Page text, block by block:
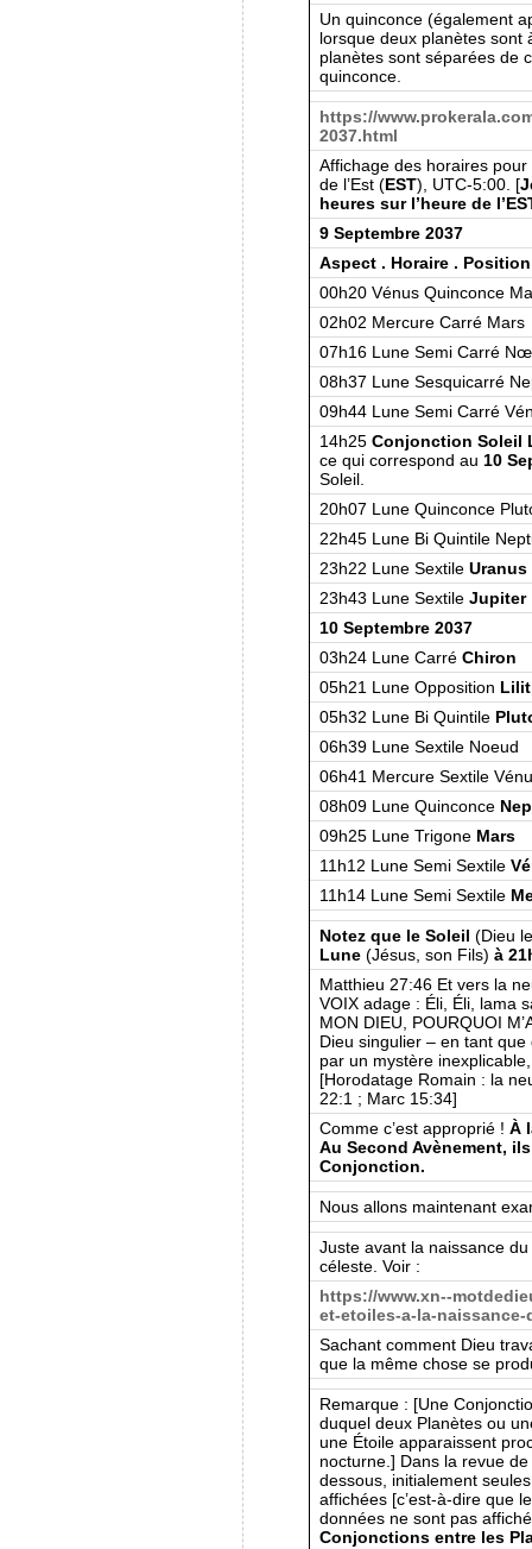
Un quinconce (également
lorsque deux planètes sont
planètes sont séparées de
quinconce.
https://
2037.html
Affichage des horaires
de l’Est (EST), UTC-5:00. [
heures sur l’heure de
9 Septembre 2037
Aspect . Horaire . Position
00h20 Vénus Quinconce
02h02 Mercure Carré Mars
07h16 Lune Semi Carré
08h37 Lune Sesquicarré
09h44 Lune Semi Carré
14h25 Conjonction Soleil
ce qui correspond au 10
Soleil.
20h07 Lune Quinconce
22h45 Lune Bi Quintile
23h22 Lune Sextile Uranus
23h43 Lune Sextile Jupiter
10 Septembre 2037
03h24 Lune Carré Chiron
05h21 Lune Opposition
05h32 Lune Bi Quintile
06h39 Lune Sextile Noeud
06h41 Mercure Sextile
08h09 Lune Quinconce
09h25 Lune Trigone Mars
11h12 Lune Semi Sextile
11h14 Lune Semi Sextile
Notez que le Soleil (Dieu
Lune(Jésus, son Fils) à
Matthieu 27:46 Et vers la
VOIX adage : Éli, Éli, lama
MON DIEU, POURQUOI
Dieu singulier – en tant
par un mystère
[Horodatage Romain : la
22:1 ; Marc 15:34]
Comme c’est approprié ! À
Au Second Avènement,
Conjonction.
Nous allons maintenant
Juste avant la naissance
céleste. Voir :
https://www.xn--
et-etoiles-a-la-naissance-
Sachant comment Dieu
que la même chose se
Remarque : [Une
duquel deux Planètes ou
une Étoile apparaissent
nocturne.] Dans la revue
dessous, initialement
affichées [c’est-à-dire que
données ne sont pas
Conjonctions entre les